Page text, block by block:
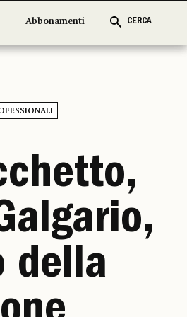
Abbonamenti CERCA
Abbonamenti CERCA
della